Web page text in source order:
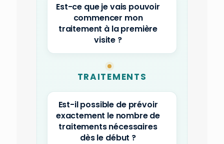
Est-ce que je vais pouvoir
commencer mon
traitement à la première
visite ?
TRAITEMENTS
Est-il possible de prévoir
exactement le nombre de
traitements nécessaires
dès le début ?